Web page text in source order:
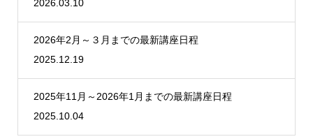
2026.03.10
2026年2月～３月までの最新講座日程
2025.12.19
2025年11月～2026年1月までの最新講座日程
2025.10.04